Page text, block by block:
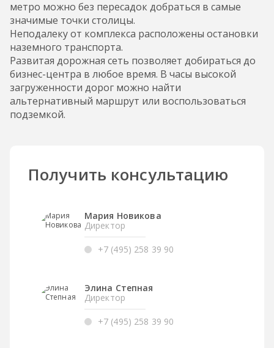
метро можно без пересадок добраться в самые
значимые точки столицы.
Неподалеку от комплекса расположены остановки
наземного транспорта.
Развитая дорожная сеть позволяет добираться до
бизнес-центра в любое время. В часы высокой
загруженности дорог можно найти
альтернативный маршрут или воспользоваться
подземкой.
Получить консультацию
Мария Новикова
Директор
+7 (495) 258 39 90
Элина Степная
Директор
+7 (495) 258 39 90